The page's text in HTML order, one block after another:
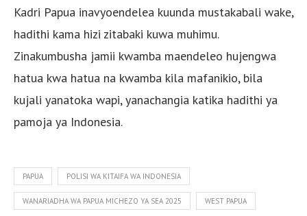
Kadri Papua inavyoendelea kuunda mustakabali wake,
hadithi kama hizi zitabaki kuwa muhimu.
Zinakumbusha jamii kwamba maendeleo hujengwa
hatua kwa hatua na kwamba kila mafanikio, bila
kujali yanatoka wapi, yanachangia katika hadithi ya
pamoja ya Indonesia.
PAPUA POLISI WA KITAIFA WA INDONESIA
WANARIADHA WA PAPUA MICHEZO YA SEA 2025 WEST PAPUA